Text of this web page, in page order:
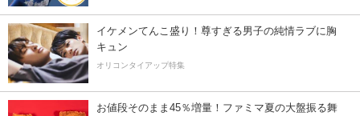
イケメンてんこ盛り！尊すぎる男子の純情ラブに胸
キュン
オリコンタイアップ特集
お値段そのまま45％増量！ファミマ夏の大盤振る舞